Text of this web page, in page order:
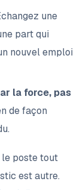
une
part qui
nouvel emploi
la force, pas
de façon
poste tout
est autre.